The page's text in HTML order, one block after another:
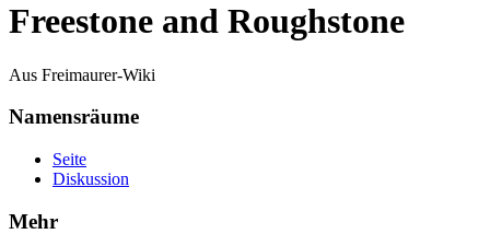
Freestone and Roughstone
Aus Freimaurer-Wiki
Namensräume
Seite
Diskussion
Mehr